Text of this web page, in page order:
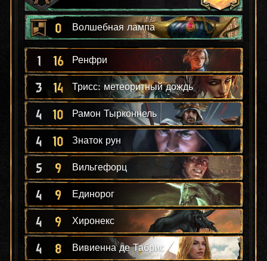
0 Волшебная лампа
1 16 Ренфри
3 14 Трисс: метеоритный дождь
4 10 Рамон Тырконнель
4 10 Знаток рун
5 9 Вильгефорц
4 9 Единорог
4 9 Хиронекс
4 8 Вивиенна де Табрис